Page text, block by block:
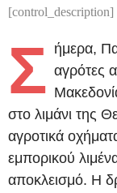
[control_description]
Σ ήμερα,
αγρότες
στο λιμάνι της
αγροτικά
εμπορικού
αποκλεισμό. Η